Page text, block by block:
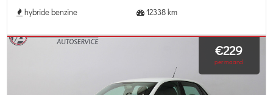
hybride benzine
12338 km
€229
per maand